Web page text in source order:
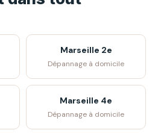
Marseille 2e
Dépannage à domicile
Marseille 4e
Dépannage à domicile